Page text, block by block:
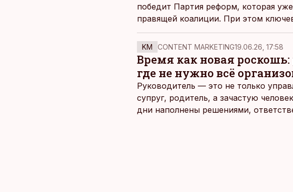
победит Партия реформ, которая
правящей коалиции. При этом
будут играть не реформисты и даже
KM CONTENT MARKETING19.06.26, 17:58
Время как новая
где не нужно всё
Руководитель — это не только
супруг, родитель, а зачастую
дни наполнены решениями,